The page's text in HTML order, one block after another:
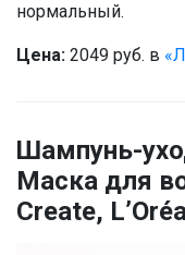
нормальный.
Цена: 2049 руб. в
Шампунь-
Маска для
Create,